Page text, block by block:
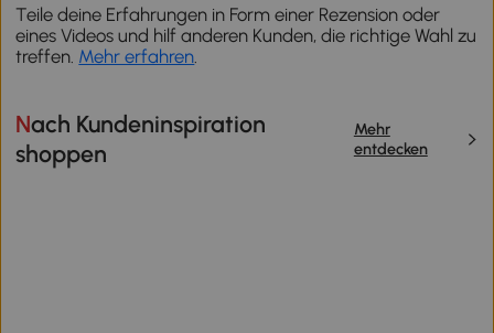
Teile deine Erfahrungen in Form einer Rezension oder
eines Videos und hilf anderen Kunden, die richtige Wahl zu
treffen. Mehr erfahren.
Nach Kundeninspiration
shoppen
Mehr
entdecken